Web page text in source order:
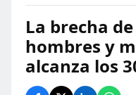
La brecha
hombres y
alcanza los